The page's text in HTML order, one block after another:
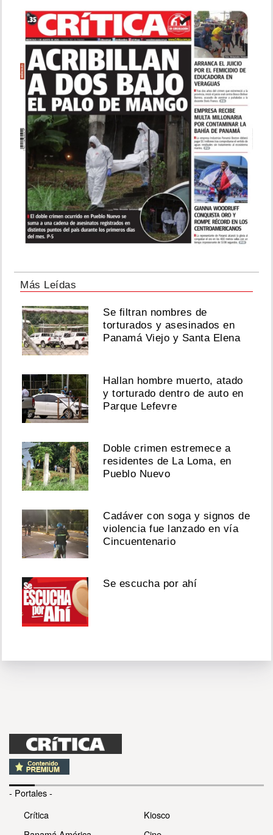
Más Leídas
Se filtran nombres de
torturados y asesinados en
Panamá Viejo y Santa Elena
Hallan hombre muerto, atado
y torturado dentro de auto en
Parque Lefevre
Doble crimen estremece a
residentes de La Loma, en
Pueblo Nuevo
Cadáver con soga y signos de
violencia fue lanzado en vía
Cincuentenario
Se escucha por ahí
- Portales -
Crítica
Kiosco